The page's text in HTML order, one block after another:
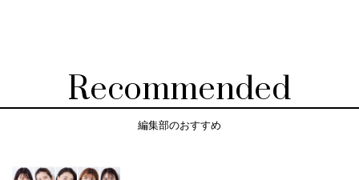
Recommended
編集部のおすすめ